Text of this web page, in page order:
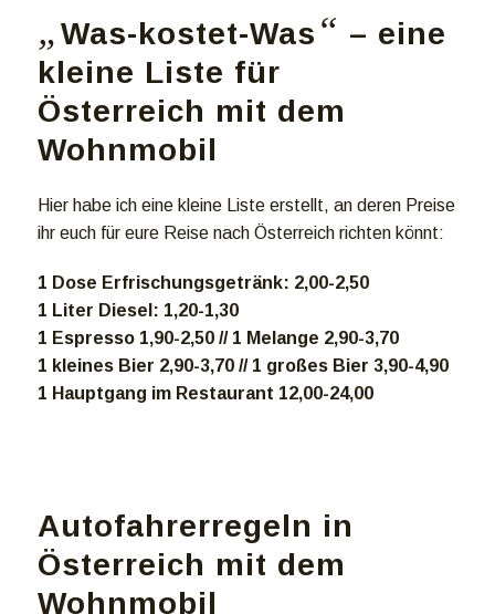
„Was-kostet-Was “ – eine
kleine Liste für
Österreich mit dem
Wohnmobil
Hier habe ich eine kleine Liste erstellt, an deren Preise
ihr euch für eure Reise nach Österreich richten könnt:
1 Dose Erfrischungsgetränk: 2,00-2,50
1 Liter Diesel: 1,20-1,30
1 Espresso 1,90-2,50 // 1 Melange 2,90-3,70
1 kleines Bier 2,90-3,70 // 1 großes Bier 3,90-4,90
1 Hauptgang im Restaurant 12,00-24,00
Autofahrerregeln in
Österreich mit dem
Wohnmobil